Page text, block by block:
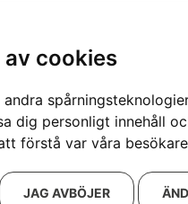
cookies
dig personligt innehåll
förstå var våra
JAG AVBÖJER